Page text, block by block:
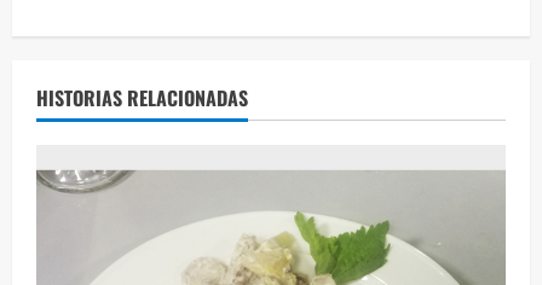
l
e
HISTORIAS RELACIONADAS